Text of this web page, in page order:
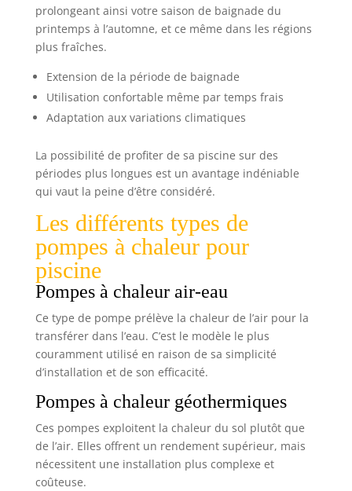
prolongeant ainsi votre saison de baignade du
printemps à l’automne, et ce même dans les régions
plus fraîches.
Extension de la période de baignade
Utilisation confortable même par temps frais
Adaptation aux variations climatiques
La possibilité de profiter de sa piscine sur des
périodes plus longues est un avantage indéniable
qui vaut la peine d’être considéré.
Les différents types de
pompes à chaleur pour
piscine
Pompes à chaleur air-eau
Ce type de pompe prélève la chaleur de l’air pour la
transférer dans l’eau. C’est le modèle le plus
couramment utilisé en raison de sa simplicité
d’installation et de son efficacité.
Pompes à chaleur géothermiques
Ces pompes exploitent la chaleur du sol plutôt que
de l’air. Elles offrent un rendement supérieur, mais
nécessitent une installation plus complexe et
coûteuse.